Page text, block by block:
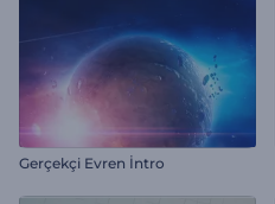
Gerçekçi Evren İntro